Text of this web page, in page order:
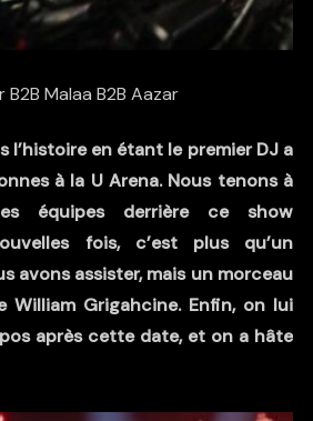
B2B Malaa B2B Aazar
l’histoire en étant le premier DJ a
à la U Arena. Nous tenons à
équipes derrière ce show
fois, c’est plus qu’un
avons assister, mais un morceau
William Grigahcine. Enfin, on lui
après cette date, et on a hâte